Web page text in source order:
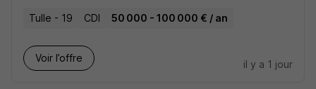
Tulle - 19 CDI 50 000 - 100 000 € / an
Voir l’offre
il y a 1 jour